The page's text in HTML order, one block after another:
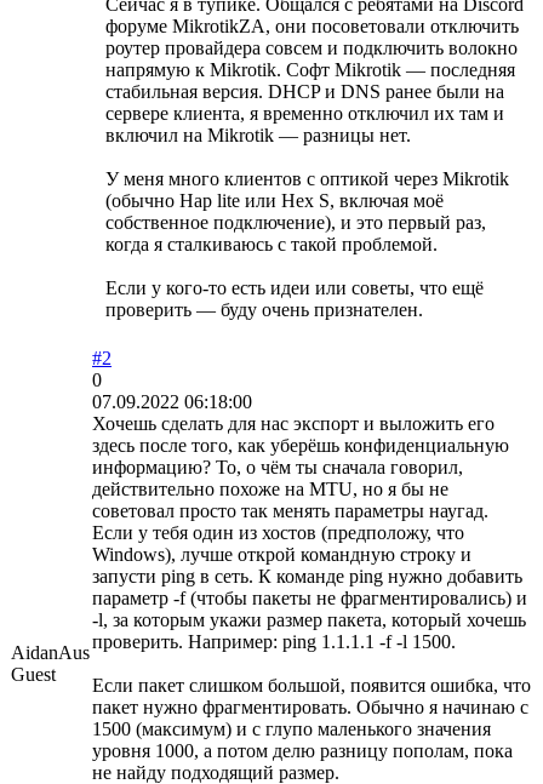
форуме MikrotikZA, они посоветовали отключить
роутер провайдера совсем и подключить волокно
напрямую к Mikrotik. Софт Mikrotik — последняя
стабильная версия. DHCP и DNS ранее были на
сервере клиента, я временно отключил их там и
включил на Mikrotik — разницы нет.
У меня много клиентов с оптикой через Mikrotik
(обычно Hap lite или Hex S, включая моё
собственное подключение), и это первый раз,
когда я сталкиваюсь с такой проблемой.
Если у кого-то есть идеи или советы, что ещё
проверить — буду очень признателен.
AidanAus
Guest
#2
0
07.09.2022 06:18:00
Хочешь сделать для нас экспорт и выложить его
здесь после того, как уберёшь конфиденциальную
информацию? То, о чём ты сначала говорил,
действительно похоже на MTU, но я бы не
советовал просто так менять параметры наугад.
Если у тебя один из хостов (предположу, что
Windows), лучше открой командную строку и
запусти ping в сеть. К команде ping нужно добавить
параметр -f (чтобы пакеты не фрагментировались) и
-l, за которым укажи размер пакета, который хочешь
проверить. Например: ping 1.1.1.1 -f -l 1500.
Если пакет слишком большой, появится ошибка, что
пакет нужно фрагментировать. Обычно я начинаю с
1500 (максимум) и с глупо маленького значения
уровня 1000, а потом делю разницу пополам, пока
не найду подходящий размер.